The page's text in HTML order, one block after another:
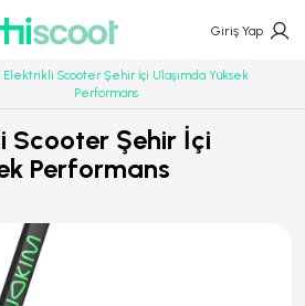
Giriş Yap
Elektrikli Scooter Şehir İçi Ulaşımda Yüksek
Performans
Scooter Şehir İçi
Performans